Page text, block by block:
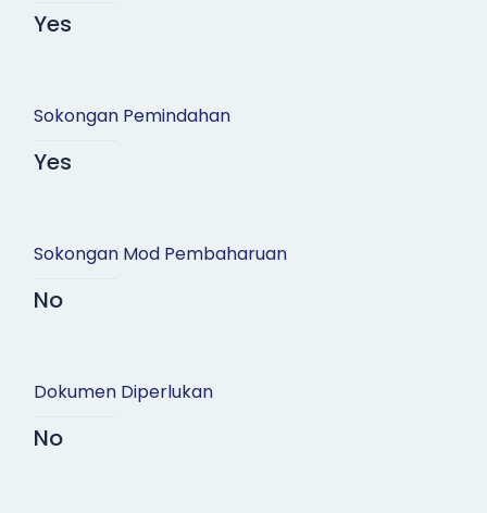
Yes
Sokongan Pemindahan
Yes
Sokongan Mod Pembaharuan
No
Dokumen Diperlukan
No